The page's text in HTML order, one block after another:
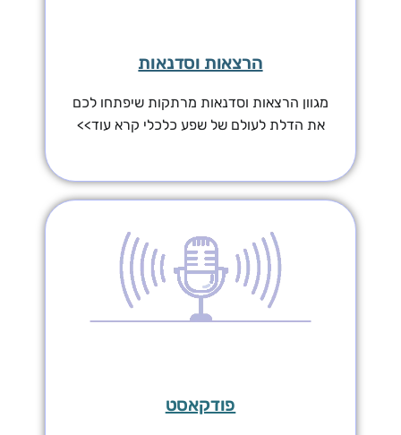
הרצאות ​וסדנאות
מגוון הרצאות וסדנאות מרתקות שיפתחו לכם
את הדלת לעולם של שפע כלכלי קרא עוד>>
פודקאסט